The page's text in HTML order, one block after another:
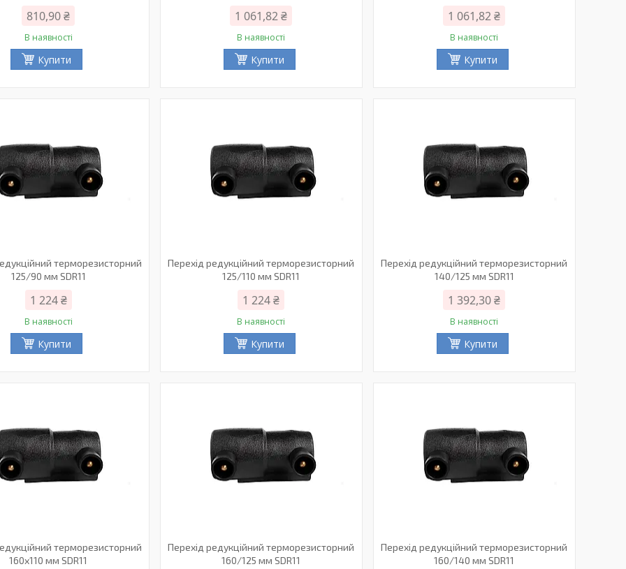
810,90 ₴
В наявності
Купити
1 061,82 ₴
В наявності
Купити
1 061,82 ₴
В наявності
Купити
терморезисторний
125/90 мм SDR11
1 224 ₴
В наявності
Купити
Перехід редукційний терморезисторний
125/110 мм SDR11
1 224 ₴
В наявності
Купити
Перехід редукційний терморезисторний
140/125 мм SDR11
1 392,30 ₴
В наявності
Купити
терморезисторний
160x110 мм SDR11
Перехід редукційний терморезисторний
160/125 мм SDR11
Перехід редукційний терморезисторний
160/140 мм SDR11